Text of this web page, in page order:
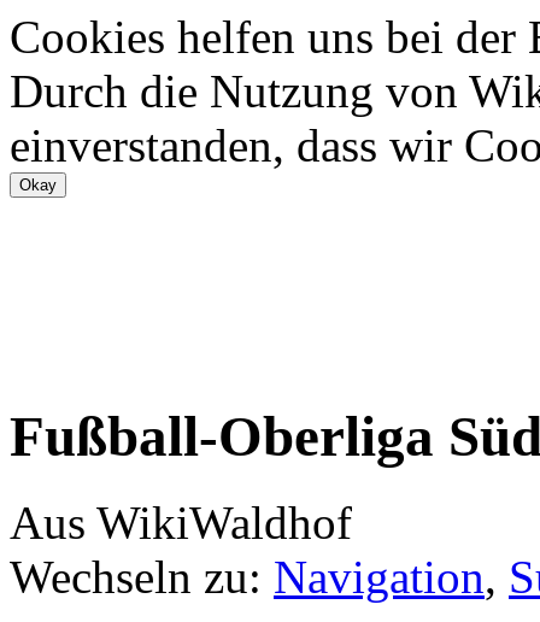
Cookies helfen uns bei
Durch die Nutzung von
einverstanden, dass wir
Fußball-Oberliga
Aus WikiWaldhof
Wechseln zu: Navigation,